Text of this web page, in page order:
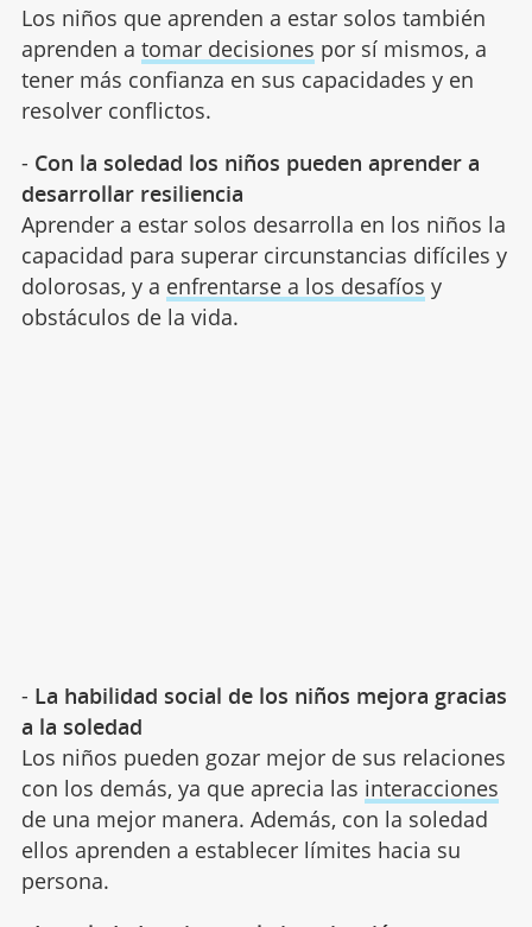
Los niños que aprenden a estar solos también
aprenden a tomar decisiones por sí mismos, a
tener más confianza en sus capacidades y en
resolver conflictos.
- Con la soledad los niños pueden aprender a
desarrollar resiliencia
Aprender a estar solos desarrolla en los niños la
capacidad para superar circunstancias difíciles y
dolorosas, y a enfrentarse a los desafíos y
obstáculos de la vida.
- La habilidad social de los niños mejora gracias
a la soledad
Los niños pueden gozar mejor de sus relaciones
con los demás, ya que aprecia las interacciones
de una mejor manera. Además, con la soledad
ellos aprenden a establecer límites hacia su
persona.